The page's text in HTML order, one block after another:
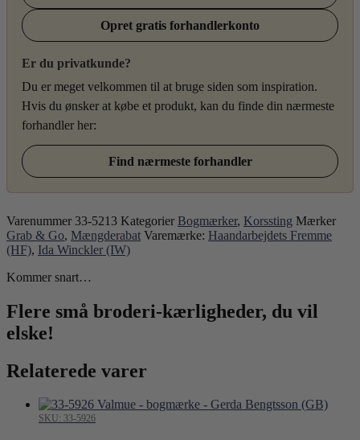
Opret gratis forhandlerkonto
Er du privatkunde?
Du er meget velkommen til at bruge siden som inspiration.
Hvis du ønsker at købe et produkt, kan du finde din nærmeste
forhandler her:
Find nærmeste forhandler
Varenummer 33-5213 Kategorier Bogmærker, Korssting Mærker
Grab & Go, Mængderabat Varemærke: Haandarbejdets Fremme
(HF), Ida Winckler (IW)
Kommer snart…
Flere små broderi-kærligheder, du vil
elske!
Relaterede varer
SKU: 33-5926